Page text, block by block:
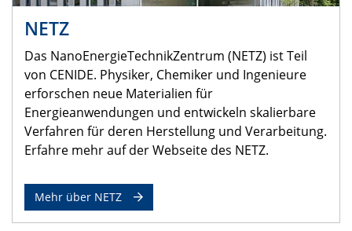
NETZ
Das NanoEnergieTechnikZentrum (NETZ) ist Teil
von CENIDE. Physiker, Chemiker und Ingenieure
erforschen neue Materialien für
Energieanwendungen und entwickeln skalierbare
Verfahren für deren Herstellung und Verarbeitung.
Erfahre mehr auf der Webseite des NETZ.
Mehr über NETZ